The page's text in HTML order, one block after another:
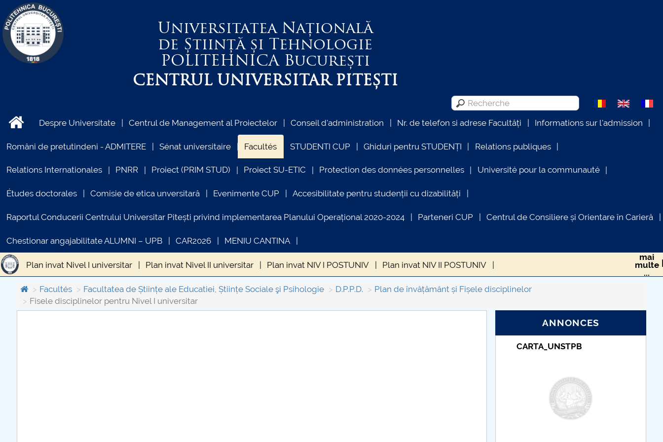
Universitatea Națională
de Știință și Tehnologie
POLITEHNICABucurești
CENTRUL UNIVERSITAR PITEȘTI
Despre Universitate Centrul de Management al Proiectelor Conseil d'administration Nr. de telefon si adrese Facultăți Informations sur l'admission
Români de pretutindeni - ADMITERE Sénat universitaire Facultés STUDENTI CUP Ghiduri pentru STUDENȚI Relations publiques
Relations Internationales PNRR Proiect (PRIM STUD) Proiect SU-ETIC Protection des données personnelles Université pour la communauté
Études doctorales Comisie de etica unversitară Evenimente CUP Accesibilitate pentru studenții cu dizabilități
Raportul Conducerii Centrului Universitar Pitești privind implementarea Planului Operațional 2020-2024 Parteneri CUP Centrul de Consiliere și Orientare în Carieră
Chestionar angajabilitate ALUMNI – UPB CAR2026 MENIU CANTINA
Plan invat Nivel I universitar Plan invat Nivel II universitar Plan invat NIV I POSTUNIV Plan invat NIV II POSTUNIV
Fisele disciplinelor pentru Nivel I universitar Fisele disciplinelor pentru Nivel II universitar Fișele disciplinelor pentru nivelul II în regim postuniversitar
Fișele disciplinelor pentru nivel I în regim postuniveersitar
mai
multe
...
Facultés
Facultatea de Științe ale Educatiei, Științe Sociale şi Psihologie D.P.P.D.
Plan de învățământ și Fișele disciplinelor
Fisele disciplinelor pentru Nivel I universitar
ANNONCES
Taxe de școlarizare